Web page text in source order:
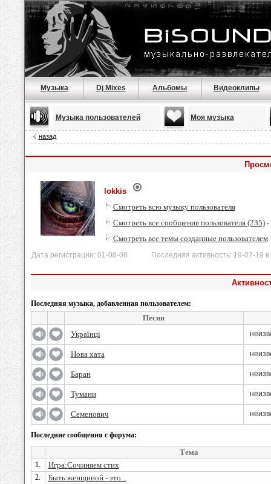
Музыка Dj Mixes Альбомы Видеоклипы
Музыка пользователей Моя музыка
назад
lokkis
Смотреть всю музыку пользователя
Смотреть все сообщения пользователя (235)-
Смотреть все темы созданные пользователем
Дата регистрации: 01-08-08 Последняя активность: 19-07-19 в
Последняя музыка, добавленная пользователем:
Песня
Українці
Нова хата
Баран
Тумани
Семенович
Последние сообщения с форума:
Тема
1. Игра:Сочиняем стих
2. Быть женщиной - это...